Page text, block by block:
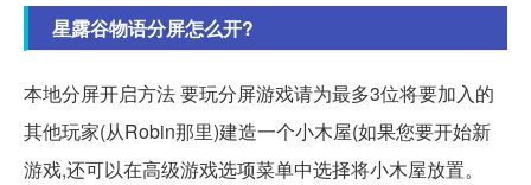
星露谷物语分屏怎么开?
本地分屏开启方法 要玩分屏游戏请为最多3位将要加入的
其他玩家(从Robin那里)建造一个小木屋(如果您要开始新
游戏,还可以在高级游戏选项菜单中选择将小木屋放置。